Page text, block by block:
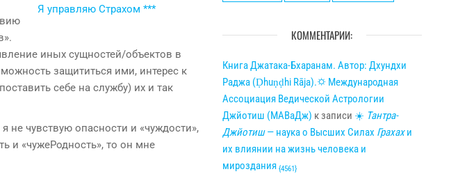
иных сущностей/объектов в
защититься ими, интерес к
себе на службу) их и так
не чувствую опасности и «чуждости»,
и «чужеРодность», то он мне
КОММЕНТАРИИ:
Книга Джатака-Бхаранам. Автор: Дхундхи
Раджа (Ḍhuṇḍhi Rāja).🌣 Международная
Ассоциация Ведической Астрологии
Джйотиш (МАВаДж) к записи ☀ Тантра-
Джйотиш— наука о Высших Силах Грахахи
их влиянии на жизнь человека и
мироздания {4561}